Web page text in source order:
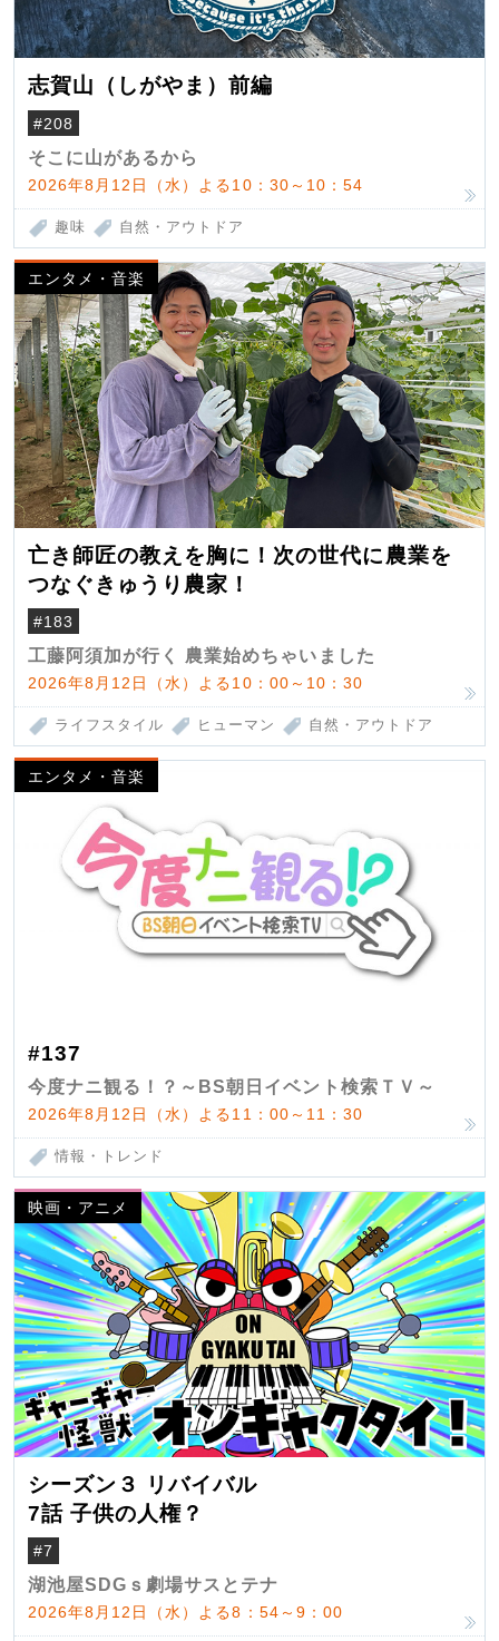
志賀山（しがやま）前編
#208
そこに山があるから
2026年8月12日（水）よる10：30～10：54
趣味 自然・アウトドア
エンタメ・音楽
亡き師匠の教えを胸に！次の世代に農業を
つなぐきゅうり農家！
#183
工藤阿須加が行く 農業始めちゃいました
2026年8月12日（水）よる10：00～10：30
ライフスタイル ヒューマン 自然・アウトドア
エンタメ・音楽
#137
今度ナニ観る！？～BS朝日イベント検索ＴＶ～
2026年8月12日（水）よる11：00～11：30
情報・トレンド
映画・アニメ
シーズン３ リバイバル
7話 子供の人権？
#7
湖池屋SDGｓ劇場サスとテナ
2026年8月12日（水）よる8：54～9：00